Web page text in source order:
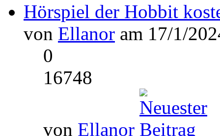
Hörspiel der Hobbit
von Ellanor am 17/1/
0
16748
von Ellanor